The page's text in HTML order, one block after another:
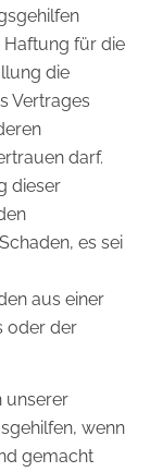
für die
die
Vertrages
darf.
dieser
es sei
aus einer
oder der
unserer
wenn
gemacht